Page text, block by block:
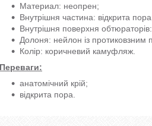
Материал: неопрен;
Внутрішня частина: відкрита
Внутрішня поверхня
Долоня: нейлон із протиковзним
Колір: коричневий камуфляж.
Переваги:
анатомічний крій;
відкрита пора.